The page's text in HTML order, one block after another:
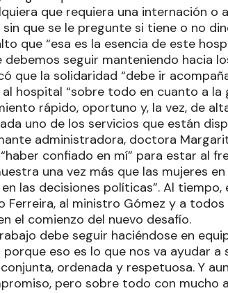
que requiera una internación o
sin que se le pregunte si tiene o no
que “esa es la esencia de este
seguir manteniendo hacia
que la solidaridad “debe ir
hospital “sobre todo en cuanto a
rápido, oportuno y, la vez, de
uno de los servicios que están
administradora, doctora
confiado en mí” para estar al
una vez más que las mujeres
las decisiones políticas”. Al
Ferreira, al ministro Gómez y a
el comienzo del nuevo desafío.
debe seguir haciéndose en
eso es lo que nos va ayudar a
ordenada y respetuosa. Y
pero sobre todo con mucho